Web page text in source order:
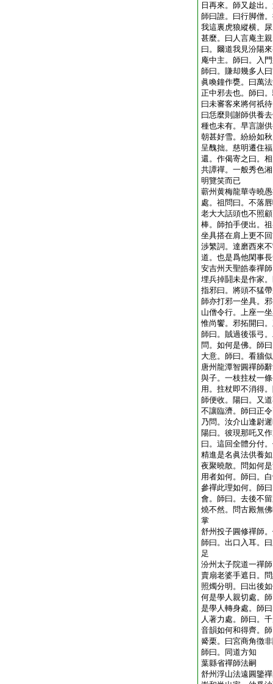
日再來。師又趁出
師曰誰。曰行脚僧
我這裏虎狼縱横。
甚麼。曰人言庵主
曰。爾道我見汾陽
庵中主。師曰。入
師曰。賺却幾多人
眞喚鐘作甕。曰萬
正中邪去也。師曰
曰未審客來將何祇
曰恁麼則謝師供養
種也未有。早言謝
朝甚好雪。紛紛如
呈醜拙。慈明遷住
還。作偈寄之曰。
共譚禪。一般秀色
明覽笑而已
蘄州黄梅龍華寺曉
處。祖問曰。不落
老大大話頭也不照
棒。師拍手便出。
坐具搭在肩上更不
渉繁詞。達磨西來
道。也是爲他閑事
安吉州天聖皓泰禪
埋兵掉鬪未是作家
指邪曰。將頭不猛
師亦打邪一坐具。
山僧令行。上座一
惟尚饗。邪拓開曰
師曰。賊過後張弓
問。如何是佛。師
大意。師曰。看牆
唐州龍潭智圓禪師
與子。一枝拄杖一
用。拄杖即不消得
師便收。陽曰。又
不讓臨濟。師曰正
乃問。汝介山逢尉
陽曰。彼現那吒又
曰。這回全體分付
精進是名眞法供養
夜聚曉散。問如何
用者如何。師曰。
參禪此理如何。師
會。師曰。去後不
燒不然。問古殿無
掌
舒州投子圓修禪師
師曰。出口入耳。
足
汾州太子院道一禪
賣扇老婆手遮日。
照燭分明。曰出後
何是學人親切處。
是學人轉身處。師
人著力處。師曰。
音韻如何和得齊。
觱栗。曰宮商角徴
師曰。同道方知
葉縣省禪師法嗣
舒州浮山法遠圓鑒